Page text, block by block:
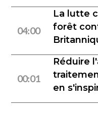
04:00
La lutte
forêt
00:01
Réduire
en